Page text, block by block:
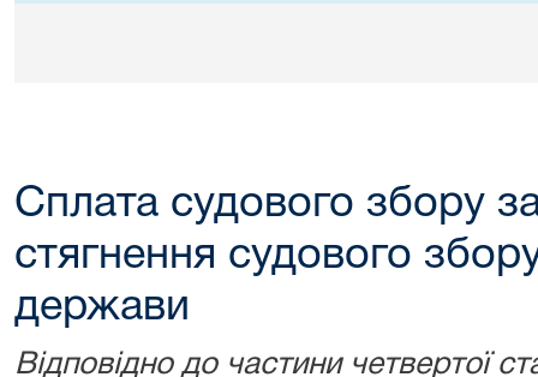
Сплата судового збору
стягнення судового
держави
Відповідно до частини четвертої